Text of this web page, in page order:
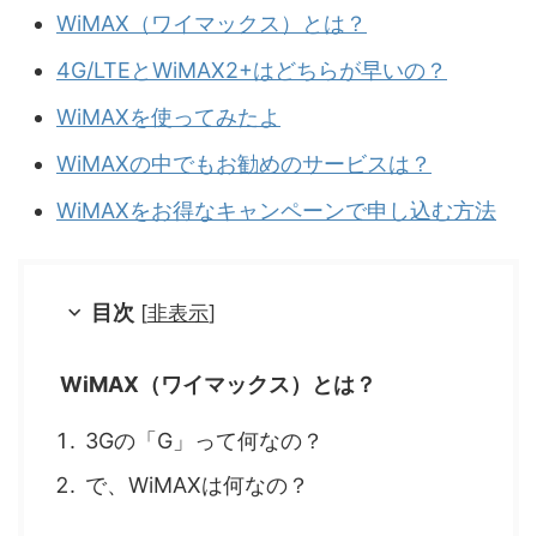
WiMAX（ワイマックス）とは？
4G/LTEとWiMAX2+はどちらが早いの？
WiMAXを使ってみたよ
WiMAXの中でもお勧めのサービスは？
WiMAXをお得なキャンペーンで申し込む方法
目次 [非表示]
WiMAX（ワイマックス）とは？
3Gの「G」って何なの？
で、WiMAXは何なの？